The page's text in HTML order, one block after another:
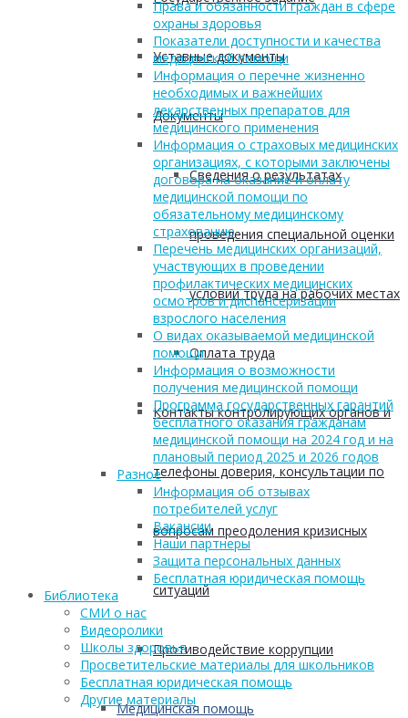
Уставные документы
Документы
Сведения о результатах
проведения специальной оценки
условий труда на рабочих местах
Оплата труда
Контакты контролирующих органов и
телефоны доверия, консультации по
вопросам преодоления кризисных
ситуаций
Противодействие коррупции
Медицинская помощь
Права и обязанности граждан в сфере
охраны здоровья
Показатели доступности и качества
медицинской помощи
Информация о перечне жизненно
необходимых и важнейших
лекарственных препаратов для
медицинского применения
Информация о страховых медицинских
организациях, с которыми заключены
договора на оказание и оплату
медицинской помощи по
обязательному медицинскому
страхованию
Перечень медицинских организаций,
участвующих в проведении
профилактических медицинских
осмотров и диспансеризации
взрослого населения
О видах оказываемой медицинской
помощи
Информация о возможности
получения медицинской помощи
Программа государственных гарантий
бесплатного оказания гражданам
медицинской помощи на 2024 год и на
плановый период 2025 и 2026 годов
Разное
Информация об отзывах
потребителей услуг
Вакансии
Наши партнеры
Защита персональных данных
Бесплатная юридическая помощь
Библиотека
СМИ о нас
Видеоролики
Школы здоровья
Просветительские материалы для школьников
Бесплатная юридическая помощь
Другие материалы